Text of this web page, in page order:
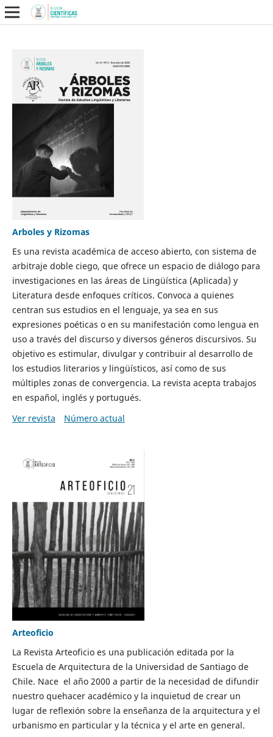
Arboles y Rizomas
Es una revista académica de acceso abierto, con sistema de
arbitraje doble ciego, que ofrece un espacio de diálogo para
investigaciones en las áreas de Lingüística (Aplicada) y
Literatura desde enfoques críticos. Convoca a quienes
centran sus estudios en el lenguaje, ya sea en sus
expresiones poéticas o en su manifestación como lengua en
uso a través del discurso y diversos géneros discursivos. Su
objetivo es estimular, divulgar y contribuir al desarrollo de
los estudios literarios y lingüísticos, así como de sus
múltiples zonas de convergencia. La revista acepta trabajos
en español, inglés y portugués.
Ver revista
Número actual
Arteoficio
La Revista Arteoficio es una publicación editada por la
Escuela de Arquitectura de la Universidad de Santiago de
Chile. Nace el año 2000 a partir de la necesidad de difundir
nuestro quehacer académico y la inquietud de crear un
lugar de reflexión sobre la enseñanza de la arquitectura y el
urbanismo en particular y la técnica y el arte en general.